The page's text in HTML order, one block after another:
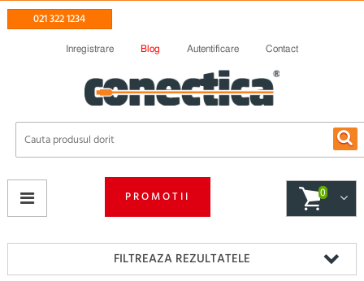
021 322 1234
Inregistrare Blog Autentificare Contact
PROMOTII 0
FILTREAZA REZULTATELE